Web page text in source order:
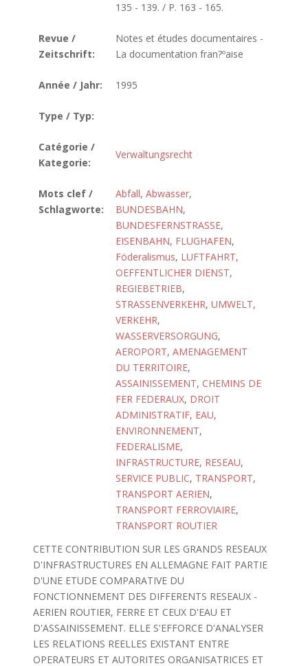
135 - 139. / P. 163 - 165.
Revue /
Zeitschrift:
Notes et études documentaires -
La documentation fran?ºaise
Année / Jahr: 1995
Type / Typ:
Catégorie /
Kategorie:
Verwaltungsrecht
Mots clef /
Schlagworte:
Abfall, Abwasser,
BUNDESBAHN,
BUNDESFERNSTRASSE,
EISENBAHN, FLUGHAFEN,
Föderalismus, LUFTFAHRT,
OEFFENTLICHER DIENST,
REGIEBETRIEB,
STRASSENVERKEHR, UMWELT,
VERKEHR,
WASSERVERSORGUNG,
AEROPORT, AMENAGEMENT
DU TERRITOIRE,
ASSAINISSEMENT, CHEMINS DE
FER FEDERAUX, DROIT
ADMINISTRATIF, EAU,
ENVIRONNEMENT,
FEDERALISME,
INFRASTRUCTURE, RESEAU,
SERVICE PUBLIC, TRANSPORT,
TRANSPORT AERIEN,
TRANSPORT FERROVIAIRE,
TRANSPORT ROUTIER
CETTE CONTRIBUTION SUR LES GRANDS RESEAUX
D'INFRASTRUCTURES EN ALLEMAGNE FAIT PARTIE
D'UNE ETUDE COMPARATIVE DU
FONCTIONNEMENT DES DIFFERENTS RESEAUX -
AERIEN ROUTIER, FERRE ET CEUX D'EAU ET
D'ASSAINISSEMENT. ELLE S'EFFORCE D'ANALYSER
LES RELATIONS REELLES EXISTANT ENTRE
OPERATEURS ET AUTORITES ORGANISATRICES ET